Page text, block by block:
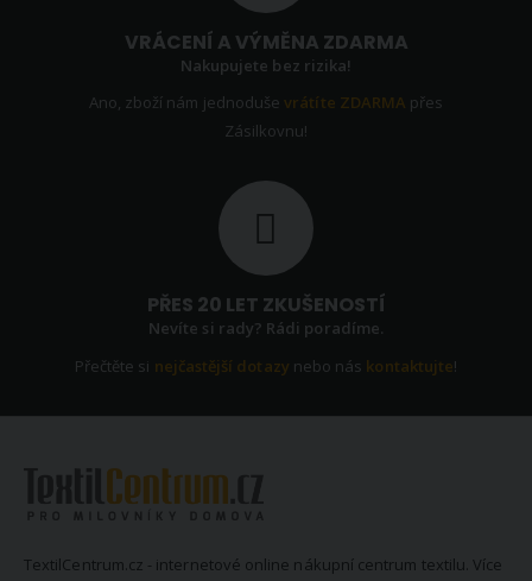
VRÁCENÍ A VÝMĚNA ZDARMA
Nakupujete bez rizika!
Ano, zboží nám jednoduševrátíte ZDARMA přes
Zásilkovnu!
PŘES 20 LET ZKUŠENOSTÍ
Nevíte si rady? Rádi poradíme.
Přečtěte si nejčastější dotazy nebo nás kontaktujte!
TextilCentrum.cz - internetové online nákupní centrum textilu. Více